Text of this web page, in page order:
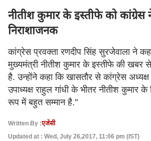
नीतीश कुमार के इस्तीफे को कांग्रेस
निराशाजनक
कांग्रेस प्रवक्ता रणदीप सिंह सुरजेवाला ने
मुख्यमंत्री नीतीश कुमार के इस्तीफे की खबर से
है. उन्होंने कहा कि खासतौर से कांग्रेस अध्यक्ष
उपाध्यक्ष राहुल गांधी के भीतर नीतीश कुमार
रूप में बहुत सम्मान है."
Written By :एजेंसी
Updated at : Wed, July 26,2017, 11:06 pm (IST)